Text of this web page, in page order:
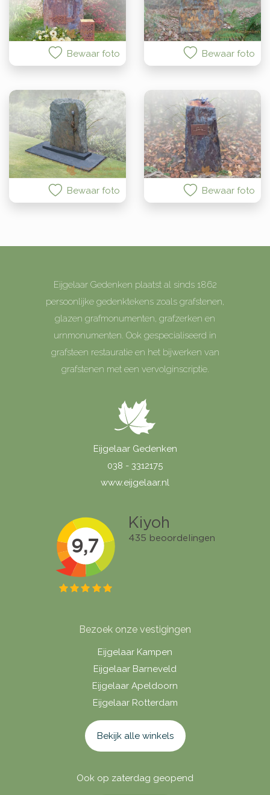
Bewaar foto Bewaar foto
Bewaar foto Bewaar foto
Eijgelaar Gedenken plaatst al sinds 1862
persoonlijke gedenktekens zoals grafstenen,
glazen grafmonumenten, grafzerken en
urnmonumenten. Ook gespecialiseerd in
grafsteen restauratie en het bijwerken van
grafstenen met een vervolginscriptie.
Eijgelaar Gedenken
038 - 3312175
www.eijgelaar.nl
Bezoek onze vestigingen
Eijgelaar Kampen
Eijgelaar Barneveld
Eijgelaar Apeldoorn
Eijgelaar Rotterdam
Bekijk alle winkels
Ook op zaterdag geopend